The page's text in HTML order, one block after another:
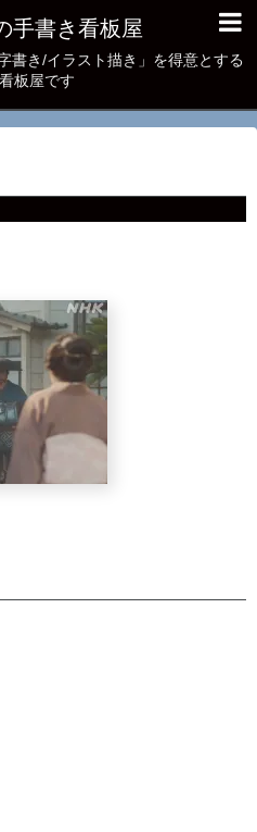
手書き看板屋
書き/イラスト描き」を得意とする
板屋です